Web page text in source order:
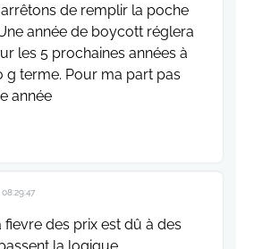
de remplir la poche
année de boycott réglera
les 5 prochaines années à
g terme. Pour ma part pas
année
fievre des prix est dû à des